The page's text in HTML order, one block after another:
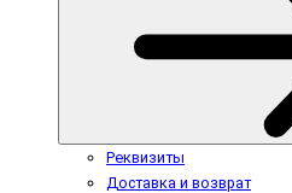
Реквизиты
Доставка и возврат